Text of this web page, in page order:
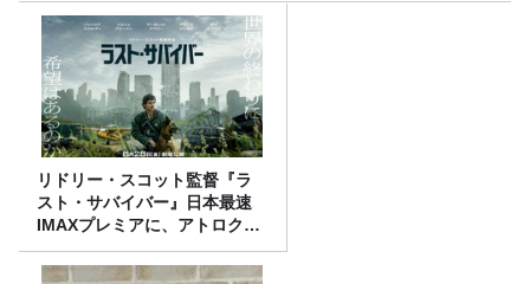
リドリー・スコット監督『ラ
スト・サバイバー』日本最速
IMAXプレミアに、アトロクリ
スナー60名をご招待！